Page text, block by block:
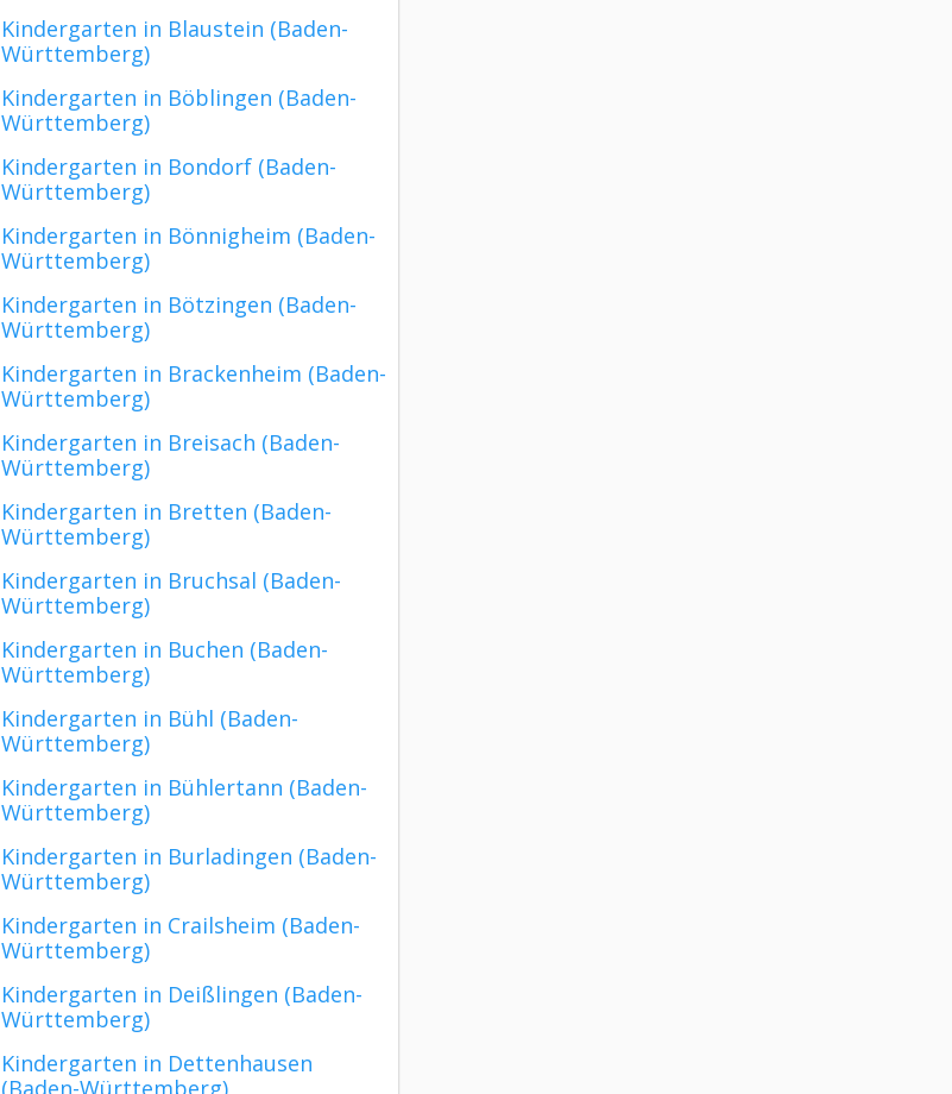
Kindergarten in Blaustein (Baden-
Württemberg)
Kindergarten in Böblingen (Baden-
Württemberg)
Kindergarten in Bondorf (Baden-
Württemberg)
Kindergarten in Bönnigheim (Baden-
Württemberg)
Kindergarten in Bötzingen (Baden-
Württemberg)
Kindergarten in Brackenheim (Baden-
Württemberg)
Kindergarten in Breisach (Baden-
Württemberg)
Kindergarten in Bretten (Baden-
Württemberg)
Kindergarten in Bruchsal (Baden-
Württemberg)
Kindergarten in Buchen (Baden-
Württemberg)
Kindergarten in Bühl (Baden-
Württemberg)
Kindergarten in Bühlertann (Baden-
Württemberg)
Kindergarten in Burladingen (Baden-
Württemberg)
Kindergarten in Crailsheim (Baden-
Württemberg)
Kindergarten in Deißlingen (Baden-
Württemberg)
Kindergarten in Dettenhausen
(Baden-Württemberg)